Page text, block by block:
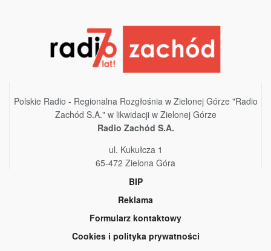
Polskie Radio - Regionalna Rozgłośnia w Zielonej Górze "Radio
Zachód S.A." w likwidacji w Zielonej Górze
Radio Zachód S.A.
ul. Kukułcza 1
65-472 Zielona Góra
BIP
Reklama
Formularz kontaktowy
Cookies i polityka prywatności